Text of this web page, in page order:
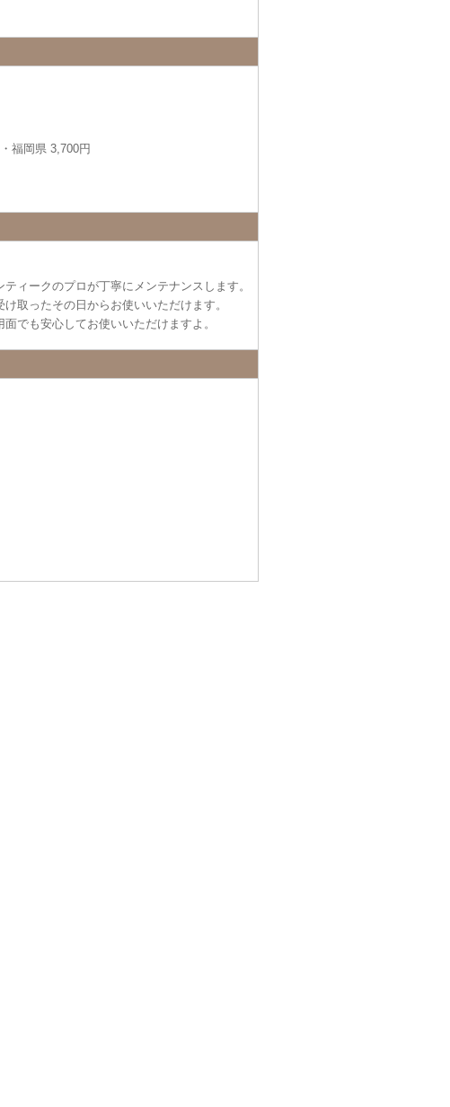
福岡県 3,700円
ィークのプロが丁寧にメンテナンスします。
取ったその日からお使いいただけます。
でも安心してお使いいただけますよ。